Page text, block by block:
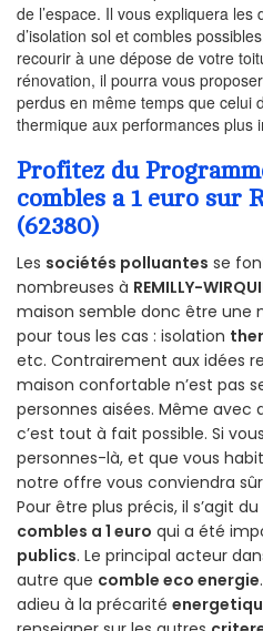
de l’espace. Il vous expliquera les
d’isolation sol et combles
recourir à une dépose de votre
rénovation, il pourra vous
perdus en même temps que celui
thermique aux performances plus
Profitez du
combles a 1 euro sur
(62380)
Les sociétés polluantes se
nombreuses à REMILLY-
maison semble donc être une
pour tous les cas : isolation
etc. Contrairement aux idées
maison confortable n’est pas
personnes aisées. Même avec
c’est tout à fait possible. Si
personnes-là, et que vous
notre offre vous conviendra
Pour être plus précis, il s’agit du
combles a 1 euro qui a été
publics. Le principal acteur
autre que comble eco energie
adieu à la précarité